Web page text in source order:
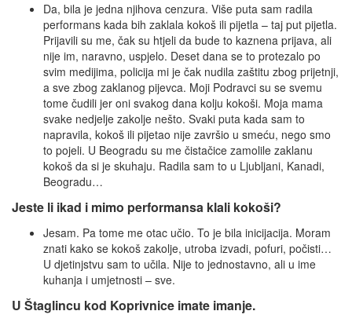
Da, bila je jedna njihova cenzura. Više puta sam radila
performans kada bih zaklala kokoš ili pijetla – taj put pijetla.
Prijavili su me, čak su htjeli da bude to kaznena prijava, ali
nije im, naravno, uspjelo. Deset dana se to protezalo po
svim medijima, policija mi je čak nudila zaštitu zbog prijetnji,
a sve zbog zaklanog pijevca. Moji Podravci su se svemu
tome čudili jer oni svakog dana kolju kokoši. Moja mama
svake nedjelje zakolje nešto. Svaki puta kada sam to
napravila, kokoš ili pijetao nije završio u smeću, nego smo
to pojeli. U Beogradu su me čistačice zamolile zaklanu
kokoš da si je skuhaju. Radila sam to u Ljubljani, Kanadi,
Beogradu…
Jeste li ikad i mimo performansa klali kokoši?
Jesam. Pa tome me otac učio. To je bila inicijacija. Moram
znati kako se kokoš zakolje, utroba izvadi, pofuri, počisti…
U djetinjstvu sam to učila. Nije to jednostavno, ali u ime
kuhanja i umjetnosti – sve.
U Štaglincu kod Koprivnice imate imanje.